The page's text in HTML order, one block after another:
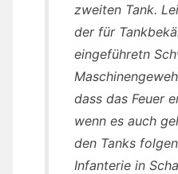
zweiten Tank.
der für
eingeführetn
dass das Feuer
wenn es auch
den Tanks
Infanterie in